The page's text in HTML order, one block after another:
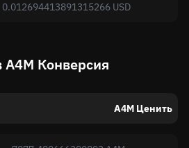
0.012694413891315266 USD
Конверсия
A4M Ценить